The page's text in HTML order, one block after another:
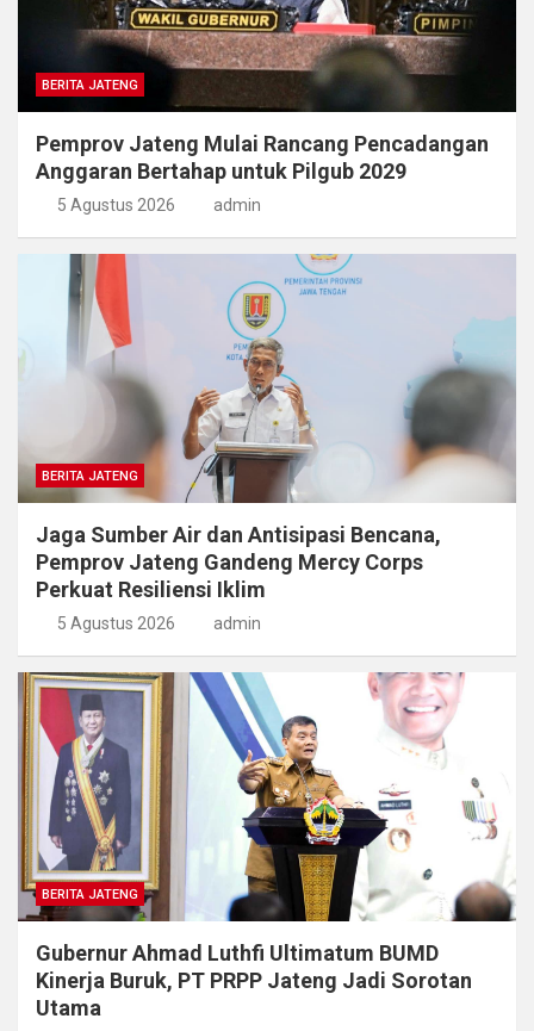
BERITA JATENG
Pemprov Jateng Mulai Rancang Pencadangan
Anggaran Bertahap untuk Pilgub 2029
5 Agustus 2026 admin
BERITA JATENG
Jaga Sumber Air dan Antisipasi Bencana,
Pemprov Jateng Gandeng Mercy Corps
Perkuat Resiliensi Iklim
5 Agustus 2026 admin
BERITA JATENG
Gubernur Ahmad Luthfi Ultimatum BUMD
Kinerja Buruk, PT PRPP Jateng Jadi Sorotan
Utama